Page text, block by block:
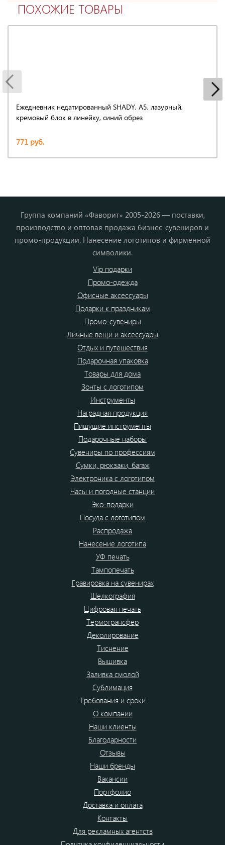
ПОХОЖИЕ ТОВАРЫ
Ежедневник недатированный SHADY, А5, лазурный,
кремовый блок в линейку, синий обрез
771 руб.
Группа компаний «Фаворит» 2005-2026 — поставки,
производство и оптовая продажа бизнес-сувениров и
промо-продукции. Нанесение логотипов и фирменной
символики.
Vip подарки
Промо-одежда
Офисные аксессуары
Подарки к праздникам
Промо-сувениры
Личные вещи и аксессуары
Отдых и путешествия
Подарочная упаковка
Товары для дома
Зонты с логотипом
Инструменты
Наградная продукция
Пишущие инструменты
Подарочные наборы
Сувениры по профессиям
Сумки, рюкзаки, багаж
Электроника с логотипом
Часы и погодные станции
Эко-подарки
Посуда с логотипом
Распродажа
Нанесение логотипа
УФ печать
Тампопечать
Гравировка на сувенирах
Шелкография
Цифровая печать
Термотрансфер
Деколирование
Тиснение
Вышивка
Заливка смолой
Сублимация
Требования и сроки
О компании
Наши клиенты
Благодарности
Отзывы
Наши бренды
Вакансии
Портфолио
Доставка и оплата
Контакты
Для рекламных агентств